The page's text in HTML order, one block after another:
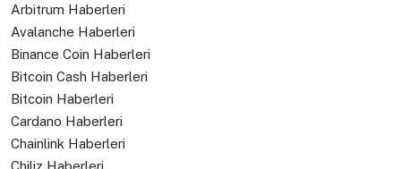
Arbitrum Haberleri
Avalanche Haberleri
Binance Coin Haberleri
Bitcoin Cash Haberleri
Bitcoin Haberleri
Cardano Haberleri
Chainlink Haberleri
Chiliz Haberleri